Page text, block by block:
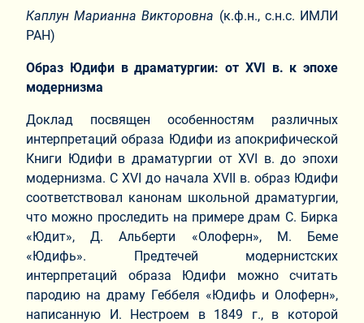
Каплун Марианна Викторовна (к.ф.н., с.н.с. ИМЛИ
РАН)
Образ Юдифи в драматургии: от XVI в. к эпохе
модернизма
Доклад посвящен особенностям различных
интерпретаций образа Юдифи из апокрифической
Книги Юдифи в драматургии от XVI в. до эпохи
модернизма. С XVI до начала XVII в. образ Юдифи
соответствовал канонам школьной драматургии,
что можно проследить на примере драм С. Бирка
«Юдит», Д. Альберти «Олоферн», М. Беме
«Юдифь». Предтечей модернистских
интерпретаций образа Юдифи можно считать
пародию на драму Геббеля «Юдифь и Олоферн»,
написанную И. Нестроем в 1849 г., в которой